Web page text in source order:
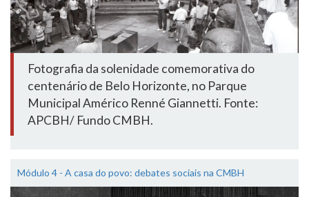
Fotografia da solenidade comemorativa do
centenário de Belo Horizonte, no Parque
Municipal Américo Renné Giannetti. Fonte:
APCBH/ Fundo CMBH.
Módulo 4 - A casa do povo: debates sociais na CMBH